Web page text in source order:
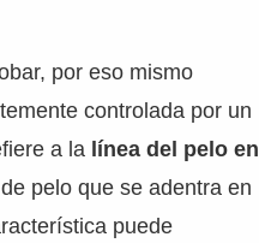
por eso mismo
controlada por un
a la línea del pelo en
pelo que se adentra en
puede